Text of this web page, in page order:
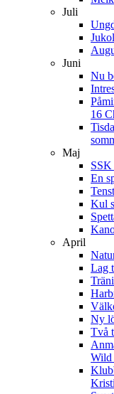
Juli
Juni
Nu
16
Maj
SSK
En
Kul
April
Lag
Ny
Två
Wild